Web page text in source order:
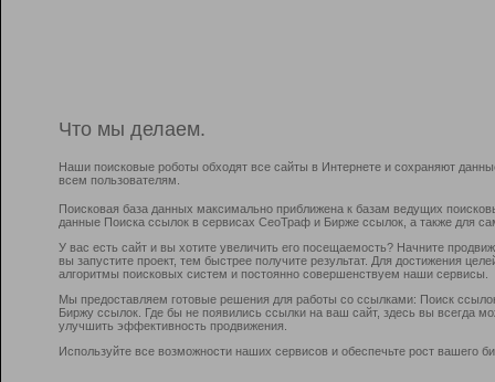
Что мы делаем.
Наши поисковые роботы обходят все сайты в Интернете и сохраняют
всем пользователям.
Поисковая база данных максимально приближена к базам ведущих
данные Поиска ссылок в сервисах СеоТраф и Бирже ссылок, а также для
У вас есть сайт и вы хотите увеличить его посещаемость? Начните
вы запустите проект, тем быстрее получите результат. Для достижения
алгоритмы поисковых систем и постоянно совершенствуем наши сервисы.
Мы предоставляем готовые решения для работы со ссылками: Поиск
Биржу ссылок. Где бы не появились ссылки на ваш сайт, здесь вы всегда
улучшить эффективность продвижения.
Используйте все возможности наших сервисов и обеспечьте рост вашего